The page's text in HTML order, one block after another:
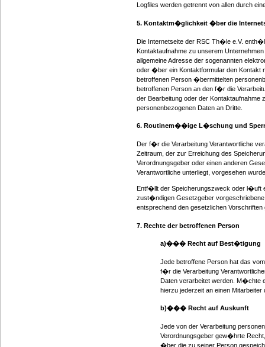
Logfiles werden getrennt von allen durch
5. Kontaktm�glichkeit �ber die
Die Internetseite der RSC Th�le e.V.
Kontaktaufnahme zu unserem
allgemeine Adresse der sogenannten
oder �ber ein Kontaktformular den Kontakt
betroffenen Person �bermittelten
betroffenen Person an den f�r die
der Bearbeitung oder der Kontaktaufnahme
personenbezogenen Daten an Dritte.
6. Routinem��ige L�schung und
Der f�r die Verarbeitung Verantwortliche
Zeitraum, der zur Erreichung des
Verordnungsgeber oder einen anderen
Verantwortliche unterliegt, vorgesehen
Entf�llt der Speicherungszweck oder l�uft
zust�ndigen Gesetzgeber
entsprechend den gesetzlichen
7. Rechte der betroffenen Person
a)��� Recht auf Best�tigung
Jede betroffene Person hat das
f�r die Verarbeitung
Daten verarbeitet werden. M�chte
hierzu jederzeit an einen
b)��� Recht auf Auskunft
Jede von der Verarbeitung
Verordnungsgeber gew�hrte
�ber die zu seiner Person